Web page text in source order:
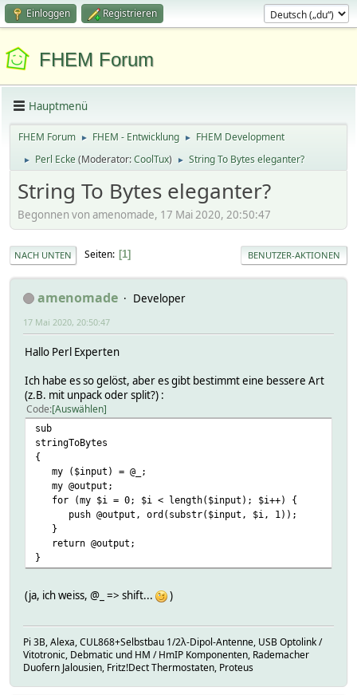
Einloggen Registrieren
FHEM Forum
Hauptmenü
FHEM Forum ► FHEM - Entwicklung ► FHEM Development
► Perl Ecke(Moderator:CoolTux) ► String To Bytes eleganter?
String To Bytes eleganter?
Begonnen von amenomade, 17 Mai 2020, 20:50:47
NACH UNTEN Seiten 1 BENUTZER-AKTIONEN
amenomade Developer
17 Mai 2020, 20:50:47
Hallo Perl Experten
Ich habe es so gelöst, aber es gibt bestimmt eine bessere Art
(z.B. mit unpack oder split?) :
Code Auswählen
sub
stringToBytes
{
my ($input) = @_;
my @output;
for (my $i = 0; $i < length($input); $i++) {
push @output, ord(substr($input, $i, 1));
}
return @output;
}
(ja, ich weiss, @_ => shift... )
Pi 3B, Alexa, CUL868+Selbstbau 1/2λ-Dipol-Antenne, USB Optolink /
Vitotronic, Debmatic und HM / HmIP Komponenten, Rademacher
Duofern Jalousien, Fritz!Dect Thermostaten, Proteus